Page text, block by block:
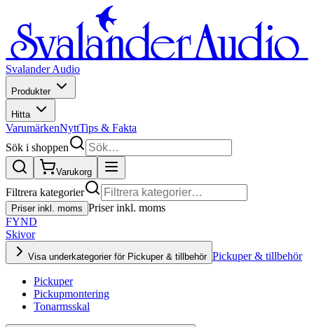
Svalander Audio
Produkter
Hitta
VarumärkenNyttTips & Fakta
Sök i shoppen
Varukorg
Filtrera kategorier
Priser inkl. moms Priser inkl. moms
FYND
Skivor
Visa underkategorier för Pickuper & tillbehör Pickuper & tillbehör
Pickuper
Pickupmontering
Tonarmsskal